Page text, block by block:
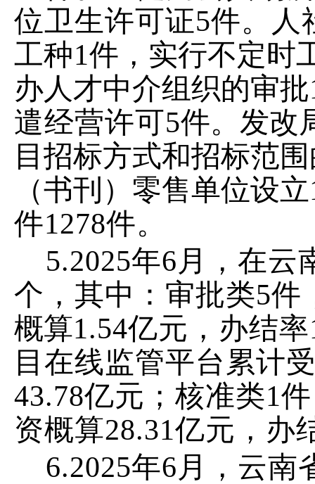
位卫生许可证5件。
人
工种1件，实行不定时
办人才中介组织的审批
遣经营许可5件。发改
目招标方式和招标范
（书刊）零售单位设立
件1278件。
5.2025年6 月 ， 在云
个 ，其中：审批类5件
概算1.54亿元，办结率
目在线监管平台 累计
43.78亿元； 核准类1
资概算28.31亿元，办
6.2025年6 月 ， 云南